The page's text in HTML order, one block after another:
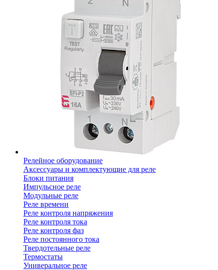
Релейное оборудование
Аксессуары и комплектующие для реле
Блоки питания
Импульсное реле
Модульные реле
Реле времени
Реле контроля напряжения
Реле контроля тока
Реле контроля фаз
Реле постоянного тока
Твердотельные реле
Термостаты
Универальное реле